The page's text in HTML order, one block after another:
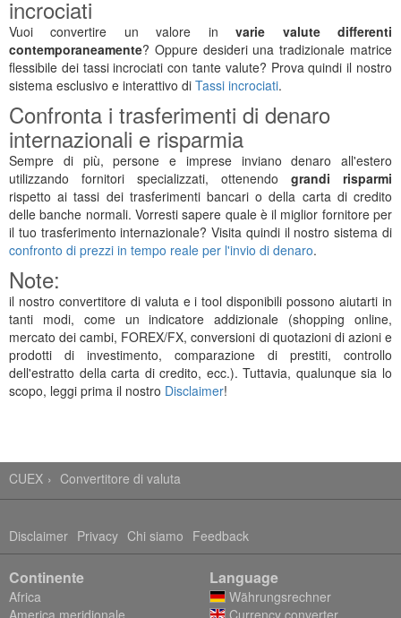
incrociati
Vuoi convertire un valore invarie valute differenti
contemporaneamente? Oppure desideri una tradizionale matrice
flessibile dei tassi incrociati con tante valute? Prova quindi il nostro
sistema esclusivo e interattivo di Tassi incrociati.
Confronta i trasferimenti di denaro
internazionali e risparmia
Sempre di più, persone e imprese inviano denaro all'estero
utilizzando fornitori specializzati, ottenendo grandi risparmi
rispetto ai tassi dei trasferimenti bancari o della carta di credito
delle banche normali. Vorresti sapere quale è il miglior fornitore per
il tuo trasferimento internazionale? Visita quindi il nostro sistema di
confronto di prezzi in tempo reale per l'invio di denaro.
Note:
il nostro convertitore di valuta e i tool disponibili possono aiutarti in
tanti modi, come un indicatore addizionale (shopping online,
mercato dei cambi, FOREX/FX, conversioni di quotazioni di azioni e
prodotti di investimento, comparazione di prestiti, controllo
dell'estratto della carta di credito, ecc.). Tuttavia, qualunque sia lo
scopo, leggi prima il nostro Disclaimer!
CUEX Convertitore di valuta
Disclaimer Privacy Chi siamo Feedback
Continente
Africa
America meridionale
Language
Währungsrechner
Currency converter